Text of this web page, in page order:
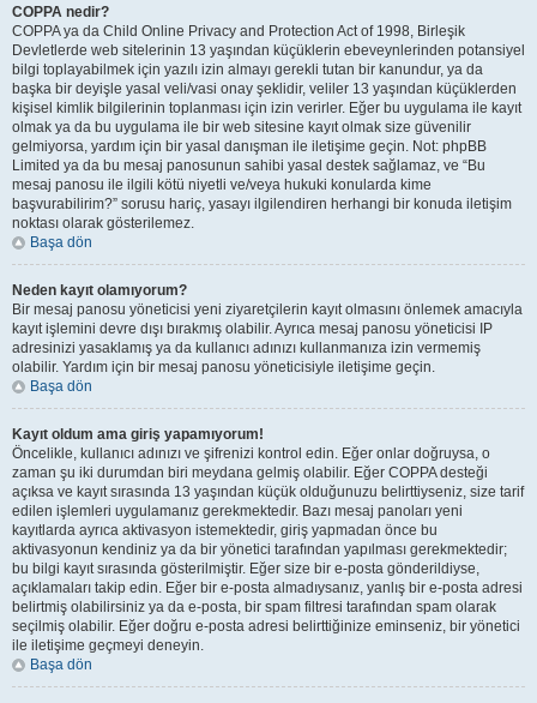
COPPA nedir?
COPPA ya da Child Online Privacy and Protection Act of 1998, Birleşik
Devletlerde web sitelerinin 13 yaşından küçüklerin ebeveynlerinden potansiyel
bilgi toplayabilmek için yazılı izin almayı gerekli tutan bir kanundur, ya da
başka bir deyişle yasal veli/vasi onay şeklidir, veliler 13 yaşından küçüklerden
kişisel kimlik bilgilerinin toplanması için izin verirler. Eğer bu uygulama ile kayıt
olmak ya da bu uygulama ile bir web sitesine kayıt olmak size güvenilir
gelmiyorsa, yardım için bir yasal danışman ile iletişime geçin. Not: phpBB
Limited ya da bu mesaj panosunun sahibi yasal destek sağlamaz, ve “Bu
mesaj panosu ile ilgili kötü niyetli ve/veya hukuki konularda kime
başvurabilirim?” sorusu hariç, yasayı ilgilendiren herhangi bir konuda iletişim
noktası olarak gösterilemez.
Başa dön
Neden kayıt olamıyorum?
Bir mesaj panosu yöneticisi yeni ziyaretçilerin kayıt olmasını önlemek amacıyla
kayıt işlemini devre dışı bırakmış olabilir. Ayrıca mesaj panosu yöneticisi IP
adresinizi yasaklamış ya da kullanıcı adınızı kullanmanıza izin vermemiş
olabilir. Yardım için bir mesaj panosu yöneticisiyle iletişime geçin.
Başa dön
Kayıt oldum ama giriş yapamıyorum!
Öncelikle, kullanıcı adınızı ve şifrenizi kontrol edin. Eğer onlar doğruysa, o
zaman şu iki durumdan biri meydana gelmiş olabilir. Eğer COPPA desteği
açıksa ve kayıt sırasında 13 yaşından küçük olduğunuzu belirttiyseniz, size tarif
edilen işlemleri uygulamanız gerekmektedir. Bazı mesaj panoları yeni
kayıtlarda ayrıca aktivasyon istemektedir, giriş yapmadan önce bu
aktivasyonun kendiniz ya da bir yönetici tarafından yapılması gerekmektedir;
bu bilgi kayıt sırasında gösterilmiştir. Eğer size bir e-posta gönderildiyse,
açıklamaları takip edin. Eğer bir e-posta almadıysanız, yanlış bir e-posta adresi
belirtmiş olabilirsiniz ya da e-posta, bir spam filtresi tarafından spam olarak
seçilmiş olabilir. Eğer doğru e-posta adresi belirttiğinize eminseniz, bir yönetici
ile iletişime geçmeyi deneyin.
Başa dön